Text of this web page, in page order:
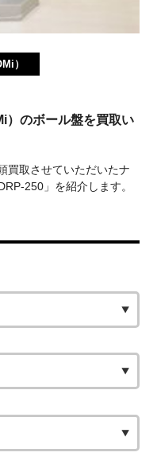
）
）のボール盤を買取い
買取させていただいたナ
250」を紹介します。